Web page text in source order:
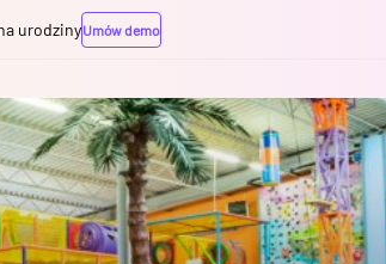
urodzinyUmów demo